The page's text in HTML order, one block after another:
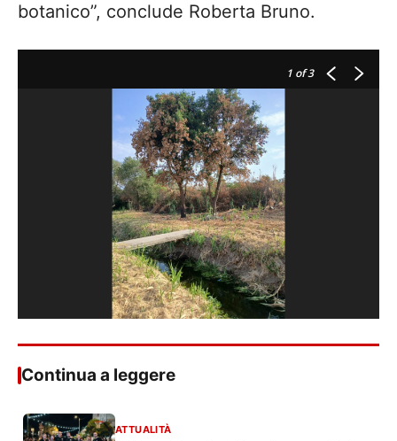
botanico”, conclude Roberta Bruno.
1 of 3
Continua a leggere
ATTUALITÀ